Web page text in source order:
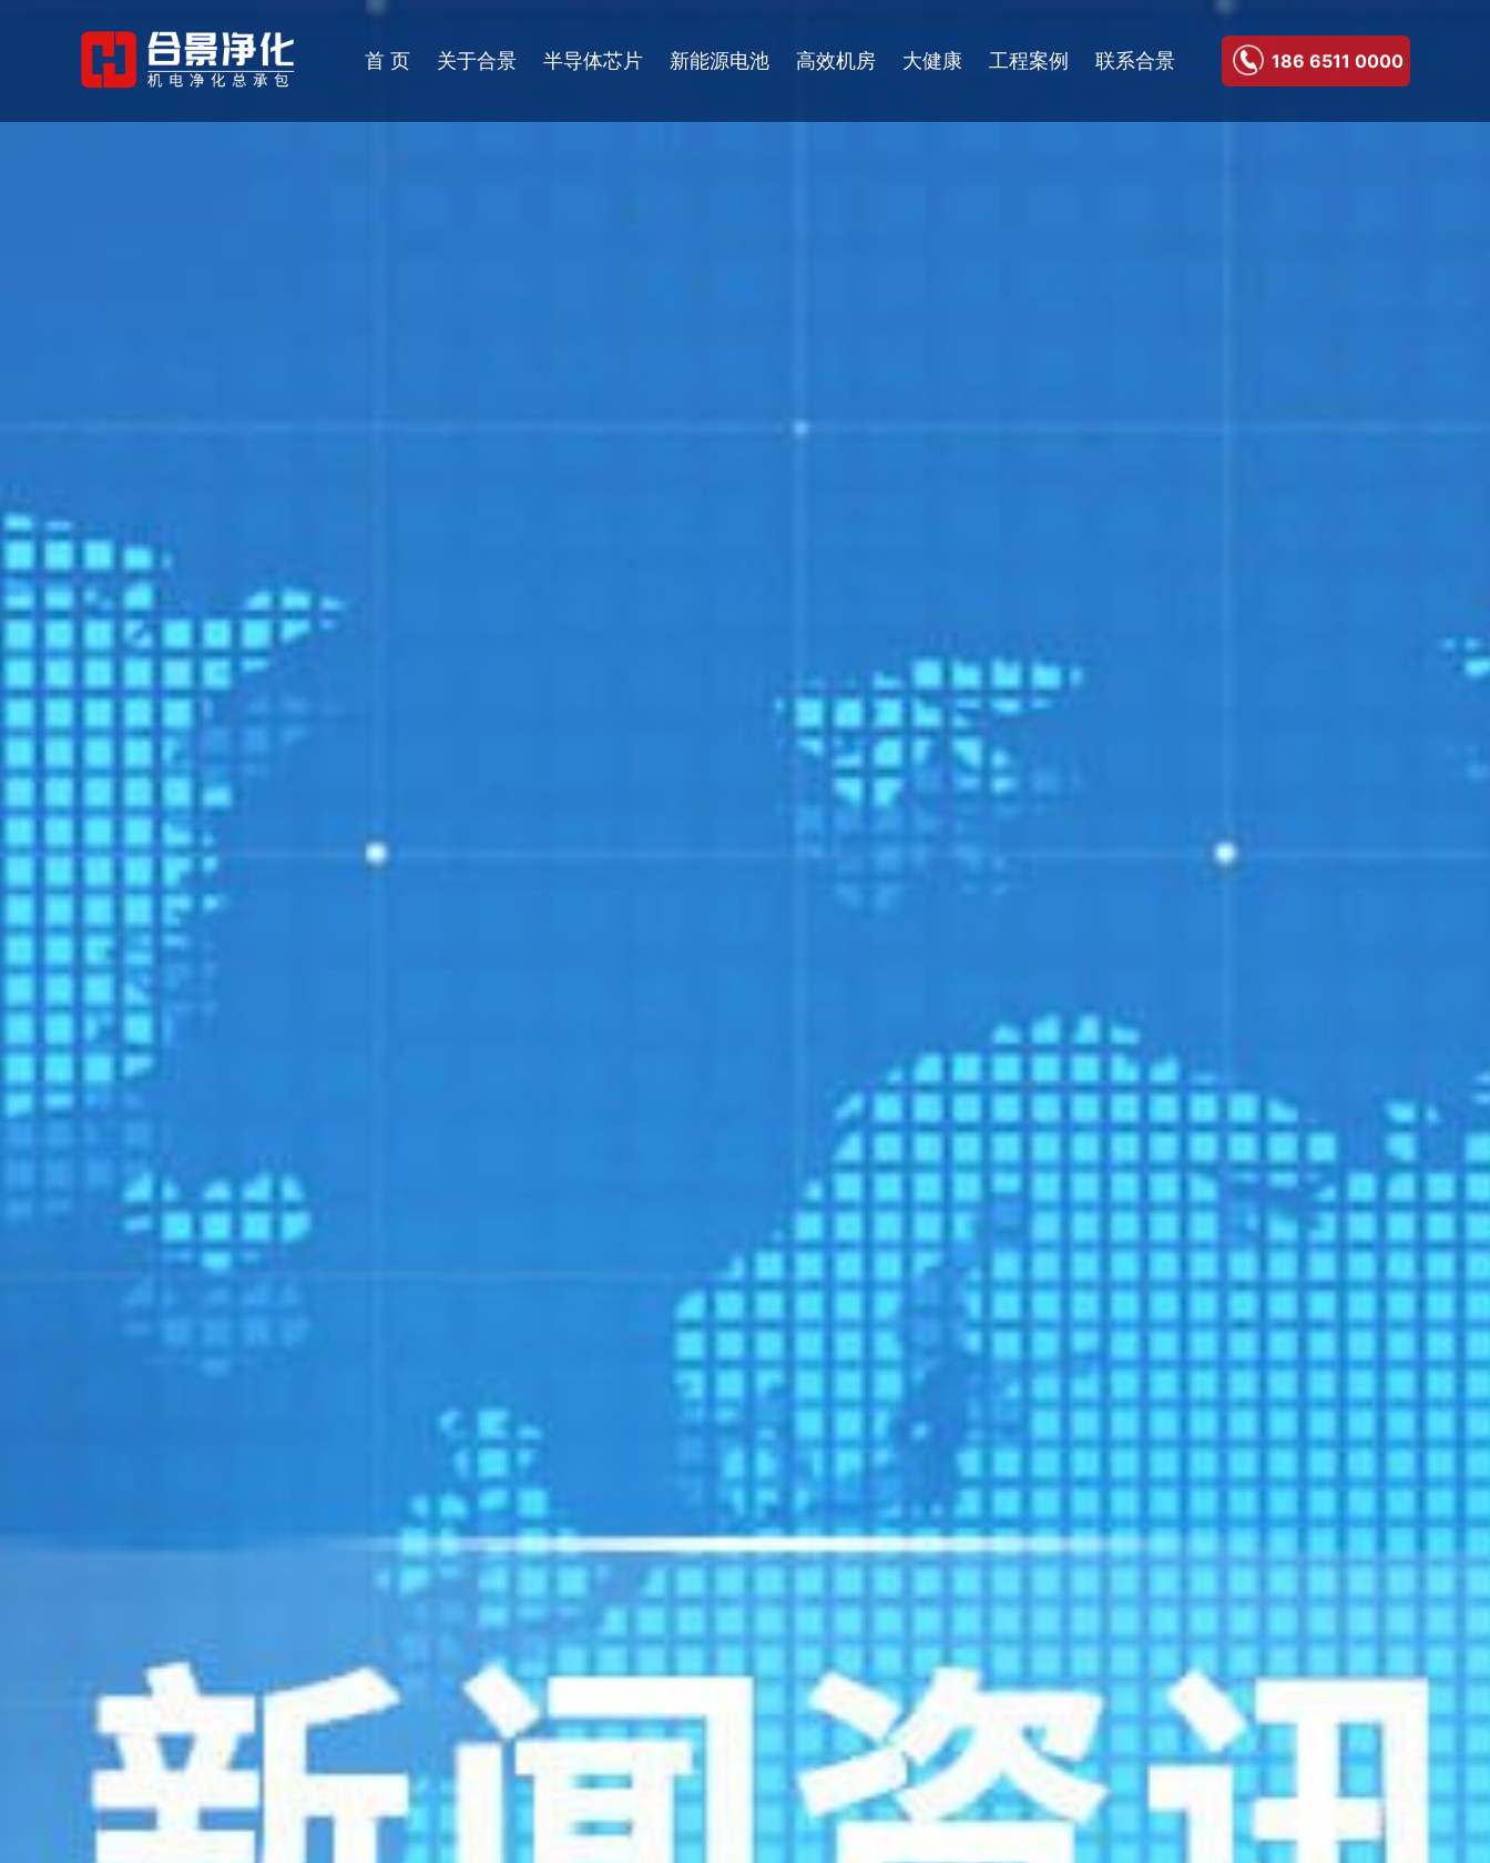
首 页 关于合景 半导体芯片 新能源电池 高效机房 大健康 工程案例 联系合景 186 6511 0000